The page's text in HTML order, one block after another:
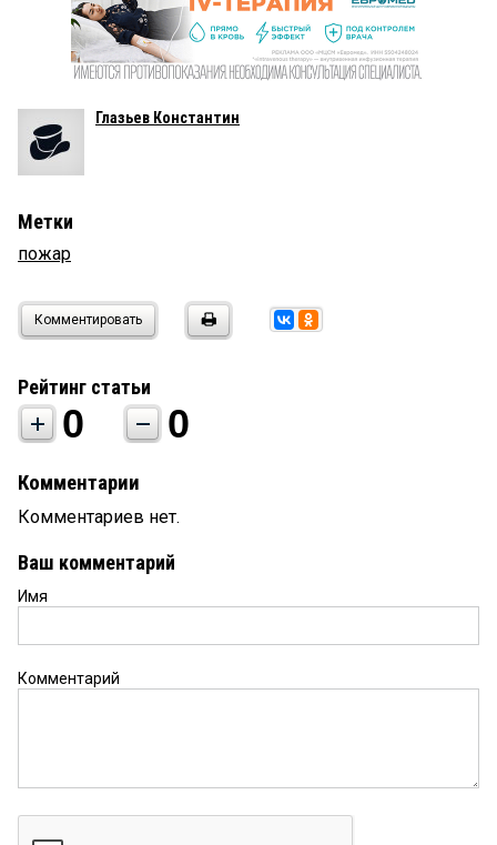
Глазьев Константин
Метки
пожар
Комментировать
Рейтинг статьи
0 0
Комментарии
Комментариев нет.
Ваш комментарий
Имя
Комментарий